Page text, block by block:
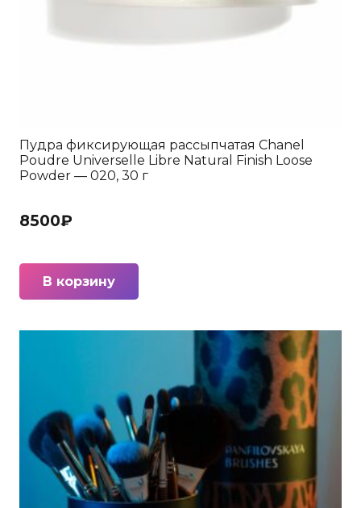
Пудра фиксирующая рассыпчатая Chanel
Poudre Universelle Libre Natural Finish Loose
Powder — 020, 30 г
8500₽
В корзину